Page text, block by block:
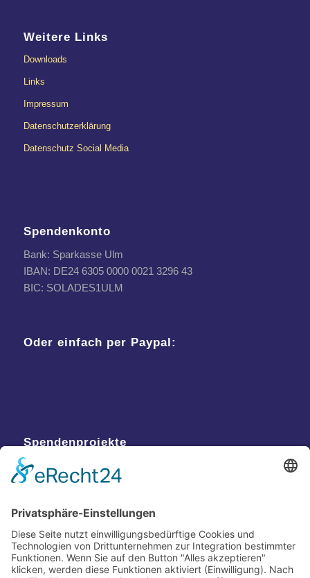
Weitere Links
Downloads
Links
Impressum
Datenschutzerklärung
Datenschutz Social Media
Spendenkonto
Bank: Sparkasse Ulm
IBAN: DE24 6305 0000 0021 3296 43
BIC: SOLADES1ULM
Oder einfach per Paypal:
Spendenprojekte